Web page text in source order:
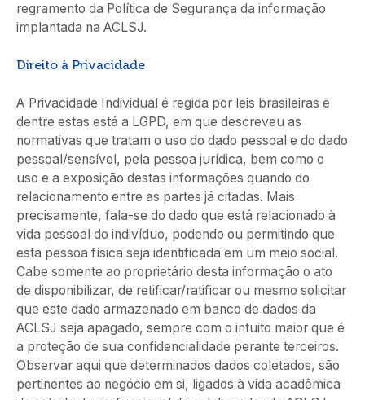
regramento da Política de Segurança da informação
implantada na ACLSJ.
Direito à Privacidade
A Privacidade Individual é regida por leis brasileiras e
dentre estas está a LGPD, em que descreveu as
normativas que tratam o uso do dado pessoal e do dado
pessoal/sensível, pela pessoa jurídica, bem como o
uso e a exposição destas informações quando do
relacionamento entre as partes já citadas. Mais
precisamente, fala-se do dado que está relacionado à
vida pessoal do indivíduo, podendo ou permitindo que
esta pessoa física seja identificada em um meio social.
Cabe somente ao proprietário desta informação o ato
de disponibilizar, de retificar/ratificar ou mesmo solicitar
que este dado armazenado em banco de dados da
ACLSJ seja apagado, sempre com o intuito maior que é
a proteção de sua confidencialidade perante terceiros.
Observar aqui que determinados dados coletados, são
pertinentes ao negócio em si, ligados à vida acadêmica